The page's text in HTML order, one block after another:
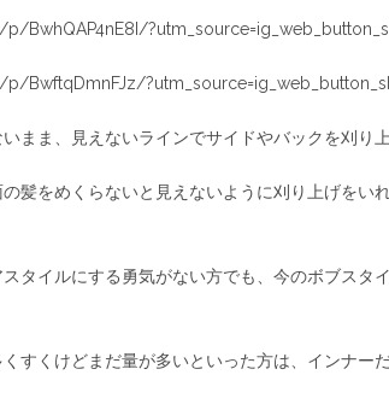
BwhQAP4nE8I/
BwftqDmnFJz/
まま、見えないラインでサイドやバックを刈り
髪をめくらないと見えないように刈り上げをい
タイルにする勇気がない方でも、今のボブスタ
すくけどまだ量が多いといった方は、インナー